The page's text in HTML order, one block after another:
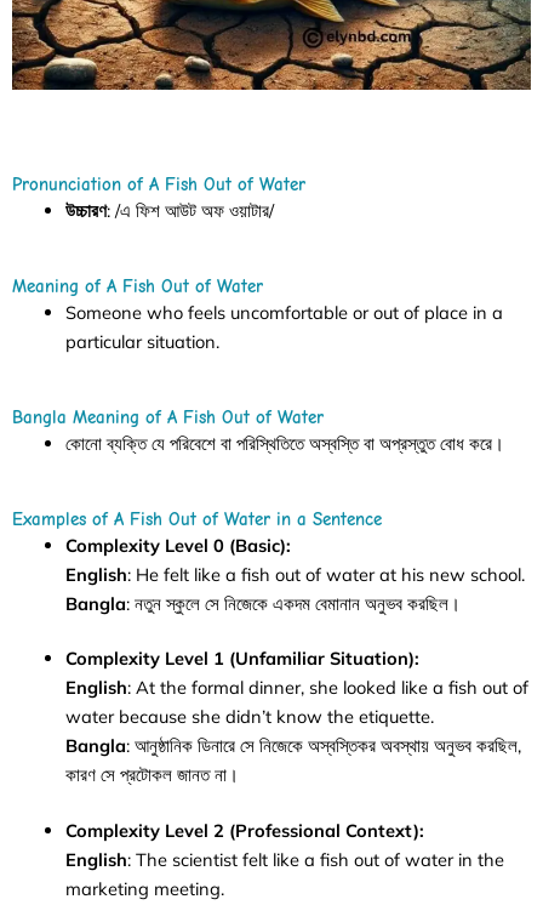
Pronunciation of A Fish Out of Water
উচ্চারণ: /এ ফিশ আউট অফ ওয়াটার/
Meaning of A Fish Out of Water
Someone who feels uncomfortable or out of place in a
particular situation.
Bangla Meaning of A Fish Out of Water
কোনো ব্যক্তি যে পরিবেশে বা পরিস্থিতিতে অস্বস্তি বা অপ্রস্তুত বোধ করে।
Examples of A Fish Out of Water in a Sentence
Complexity Level 0 (Basic):
English: He felt like a fish out of water at his new school.
Bangla: নতুন স্কুলে সে নিজেকে একদম বেমানান অনুভব করছিল।
Complexity Level 1 (Unfamiliar Situation):
English: At the formal dinner, she looked like a fish out of
water because she didn’t know the etiquette.
Bangla: আনুষ্ঠানিক ডিনারে সে নিজেকে অস্বস্তিকর অবস্থায় অনুভব করছিল,
কারণ সে প্রটোকল জানত না।
Complexity Level 2 (Professional Context):
English: The scientist felt like a fish out of water in the
marketing meeting.